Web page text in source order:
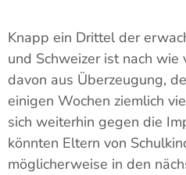
Knapp ein Drittel der
und Schweizer ist nach
davon aus Überzeugung,
einigen Wochen ziemlich
sich weiterhin gegen die
könnten Eltern von
möglicherweise in den